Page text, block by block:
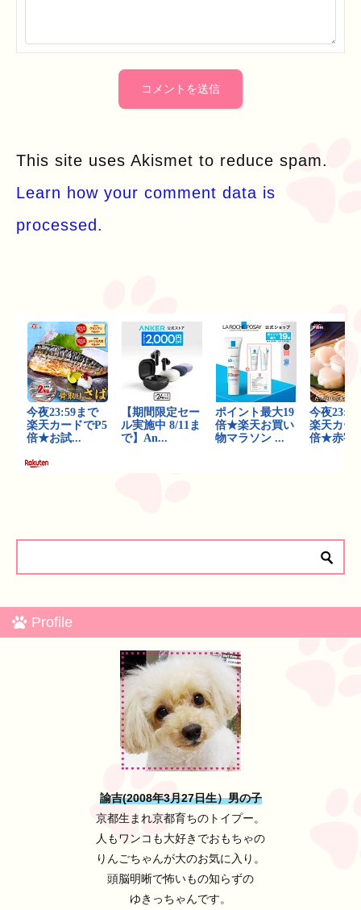
This site uses Akismet to reduce spam.
Learn how your comment data is
processed.
Profile
諭吉(2008年3月27日生）男の子
京都生まれ京都育ちのトイプー。
人もワンコも大好きでおもちゃの
りんごちゃんが大のお気に入り。
頭脳明晰で怖いもの知らずの
ゆきっちゃんです。